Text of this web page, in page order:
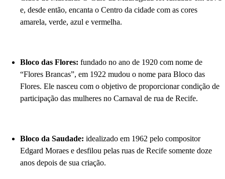
e, desde então, encanta o Centro da cidade com as cores
amarela, verde, azul e vermelha.
Bloco das Flores: fundado no ano de 1920 com nome de
“Flores Brancas”, em 1922 mudou o nome para Bloco das
Flores. Ele nasceu com o objetivo de proporcionar condição de
participação das mulheres no Carnaval de rua de Recife.
Bloco da Saudade: idealizado em 1962 pelo compositor
Edgard Moraes e desfilou pelas ruas de Recife somente doze
anos depois de sua criação.